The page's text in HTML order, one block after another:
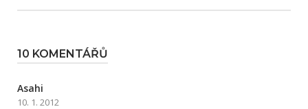
10 KOMENTÁŘŮ
Asahi
10. 1. 2012